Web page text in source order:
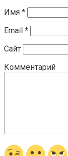
Имя *
Email *
Сайт
Комментарий